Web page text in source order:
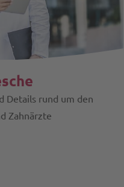
Details rund um den
Zahnärzte